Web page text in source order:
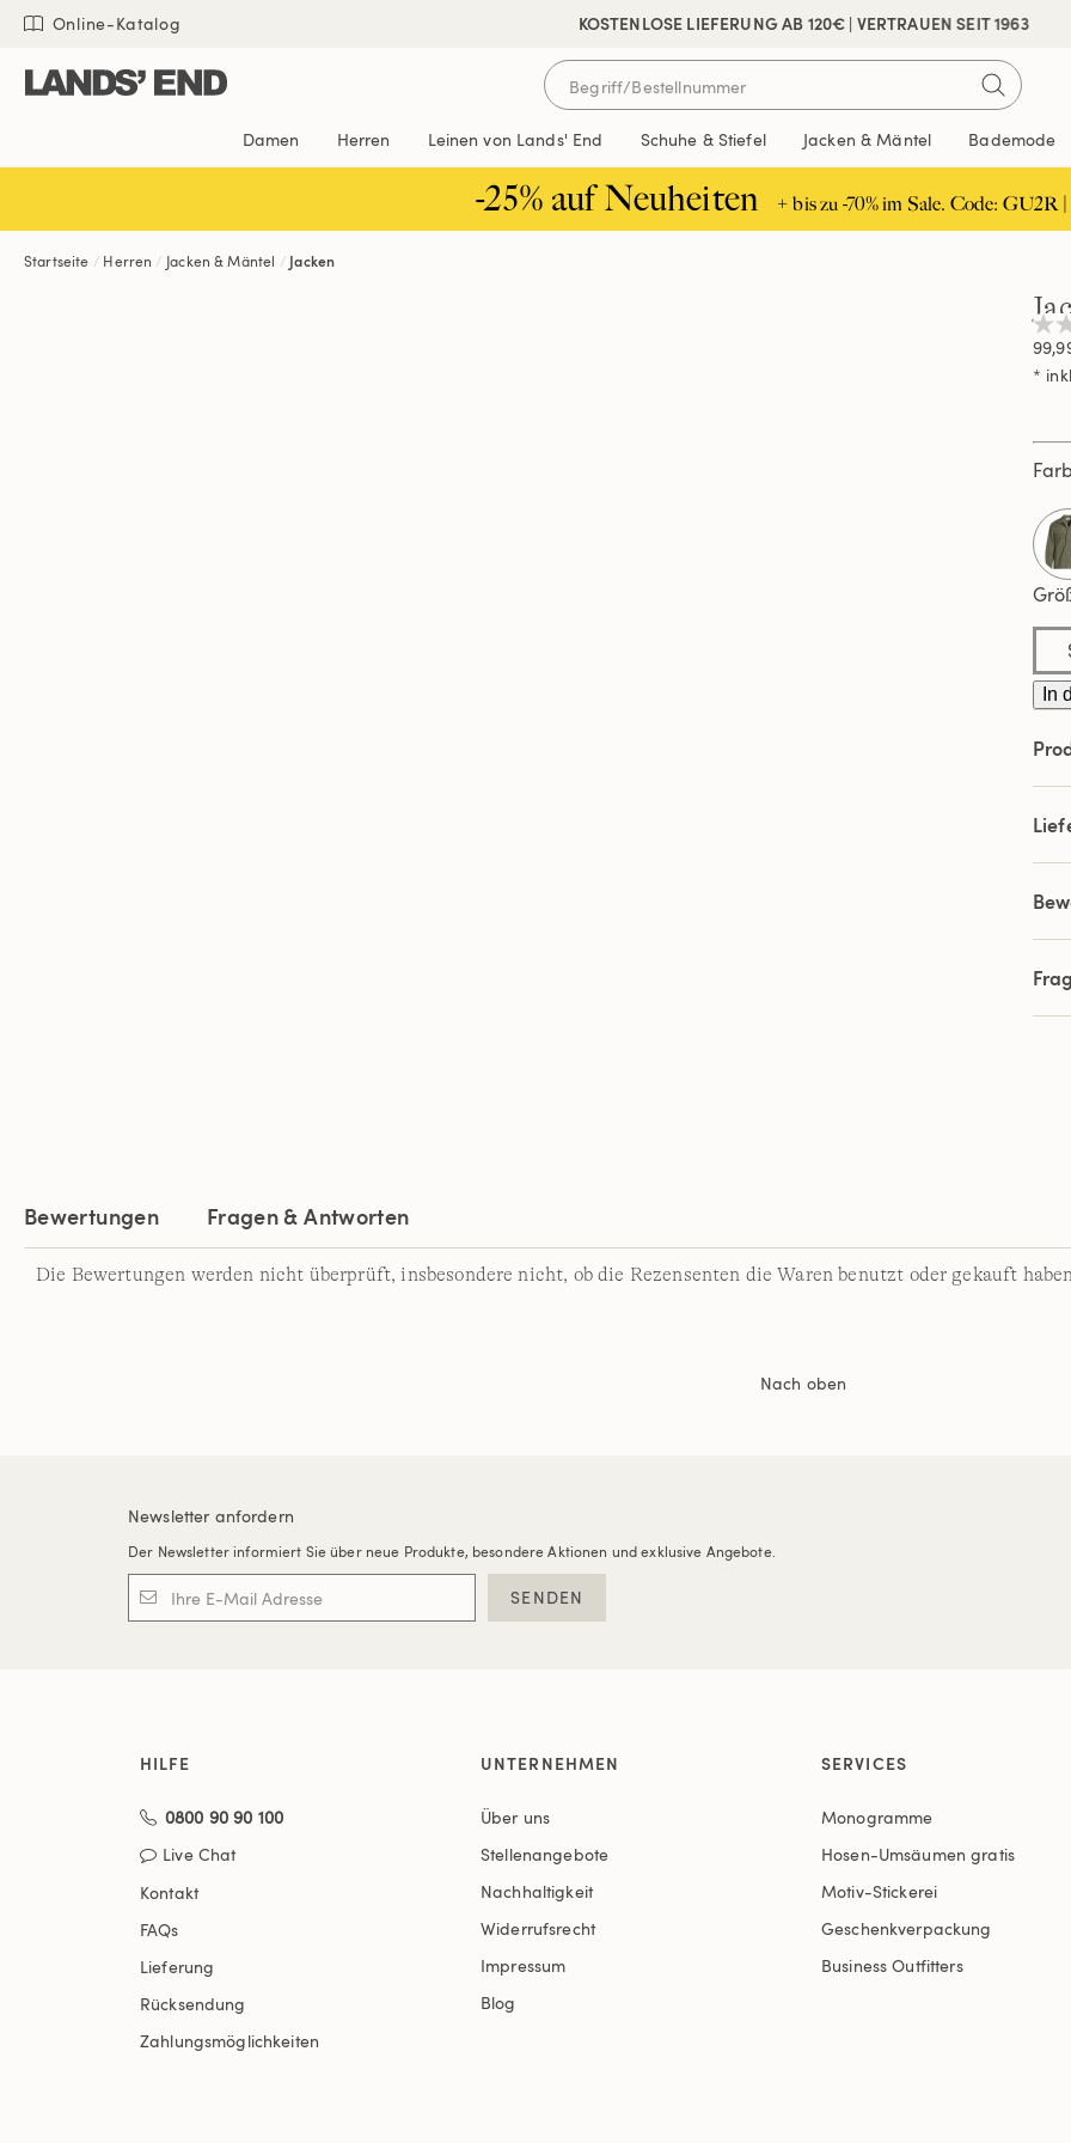
Direkt
Inhalt
Direkt
Navigation
Direkt
Suche
KOSTENLOSE LIEFERUNG AB 120€ | VERTRAUEN SEIT 1963
🔒 SICHER BEZAHLEN
Online-Katalog
Damen Herren Leinen von Lands' End Schuhe & Stiefel Jacken & Mäntel Bademode
-25% auf Neuheiten + bis zu -70% im Sale. Code: GU2R |
Startseite Herren Jacken & Mäntel Jacken
Kein
Link
*
In
Bewertungen Fragen & Antworten
Die Bewertungen werden nicht überprüft, insbesondere nicht, ob die Rezensenten die Waren benutzt oder gekauft
Nach oben
Newsletter anfordern
Der Newsletter informiert Sie über neue Produkte, besondere Aktionen und exklusive Angebote.
SENDEN
HILFE
0800 90 90 100
Live Chat
Kontakt
FAQs
Lieferung
Rücksendung
Zahlungsmöglichkeiten
UNTERNEHMEN
Über uns
Stellenangebote
Nachhaltigkeit
Widerrufsrecht
Impressum
Blog
SERVICES
Monogramme
Hosen-Umsäumen gratis
Motiv-Stickerei
Geschenkverpackung
Business Outfitters